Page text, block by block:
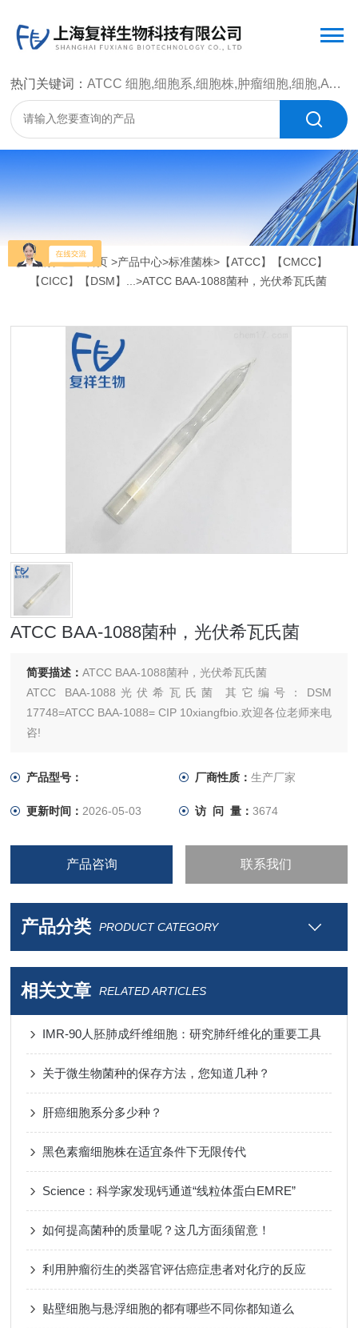
热门关键词：ATCC 细胞,细胞系,细胞株,肿瘤细胞,细胞,ATCC 菌种，CMCC 菌种，标准菌株，质控菌种，微生物菌种，菌株，菌种
当前位置：首页>产品中心>标准菌株> 【ATCC】【CMCC】
【CICC】【DSM】...>ATCC BAA-1088菌种，光伏希瓦氏菌
ATCC BAA-1088菌种，光伏希瓦氏菌
简要描述：ATCC BAA-1088菌种，光伏希瓦氏菌
ATCC BAA-1088光伏希瓦氏菌 其它编号：DSM
17748=ATCC BAA-1088= CIP 10xiangfbio.欢迎各位老师来电
咨!
产品型号： 厂商性质： 生产厂家
更新时间： 2026-05-03 访 问 量： 3674
产品咨询 联系我们
产品分类 PRODUCT CATEGORY
相关文章 RELATED ARTICLES
IMR-90人胚肺成纤维细胞：研究肺纤维化的重要工具
关于微生物菌种的保存方法，您知道几种？
肝癌细胞系分多少种？
黑色素瘤细胞株在适宜条件下无限传代
Science：科学家发现钙通道“线粒体蛋白EMRE”
如何提高菌种的质量呢？这几方面须留意！
利用肿瘤衍生的类器官评估癌症患者对化疗的反应
贴壁细胞与悬浮细胞的都有哪些不同你都知道么